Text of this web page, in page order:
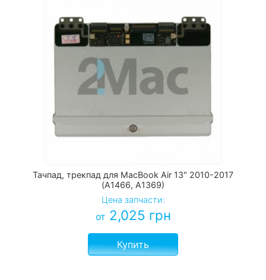
Тачпад, трекпад для MacBook Air 13" 2010-2017
(A1466, A1369)
Цена запчасти:
от 2,025 грн
Купить